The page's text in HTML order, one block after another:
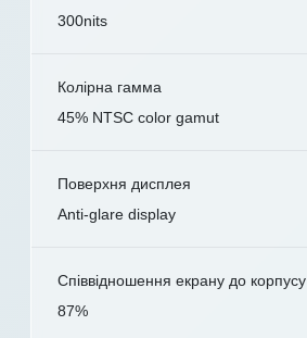
300nits
Колірна гамма
45% NTSC color gamut
Поверхня дисплея
Anti-glare display
Співвідношення екрану до корпусу
87%